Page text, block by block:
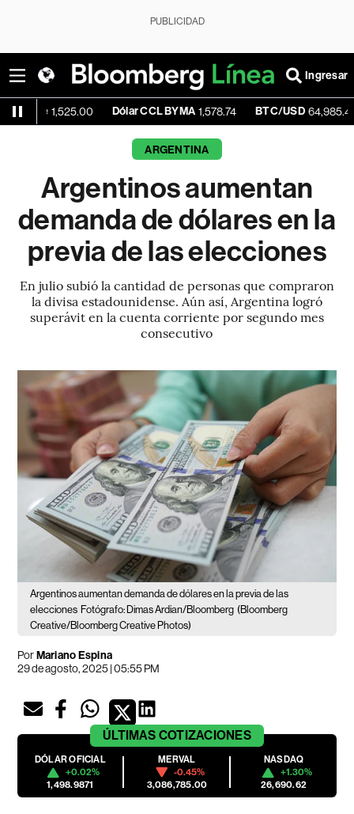
PUBLICIDAD
Ingresar
1,525.00 Dólar CCL BYMA 1,578.74 BTC/USD 64,985.42 -
ARGENTINA
Argentinos aumentan
demanda de dólares en la
previa de las elecciones
En julio subió la cantidad de personas que compraron
la divisa estadounidense. Aún así, Argentina logró
superávit en la cuenta corriente por segundo mes
consecutivo
Argentinos aumentan demanda de dólares en la previa de las
elecciones Fotógrafo: Dimas Ardian/Bloomberg (Bloomberg
Creative/Bloomberg Creative Photos)
PorMariano Espina
29 de agosto, 2025 | 05:55 PM
ÚLTIMAS COTIZACIONES
DÓLAR OFICIAL
+0.02%
1,498.9871
MERVAL
-0.45%
3,086,785.00
NASDAQ
+1.30%
26,690.62